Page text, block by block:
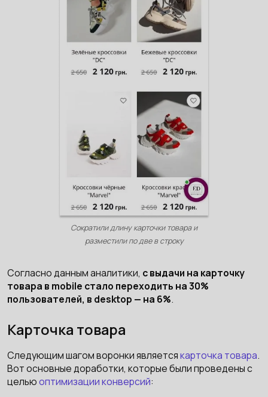
Сократили длину карточки товара и
разместили по две в строку
Согласно данным аналитики, с выдачи на карточку
товара в mobile стало переходить на 30%
пользователей, в desktop — на 6%.
Карточка товара
Следующим шагом воронки являетсякарточка товара.
Вот основные доработки, которые были проведены с
цельюоптимизации конверсий: